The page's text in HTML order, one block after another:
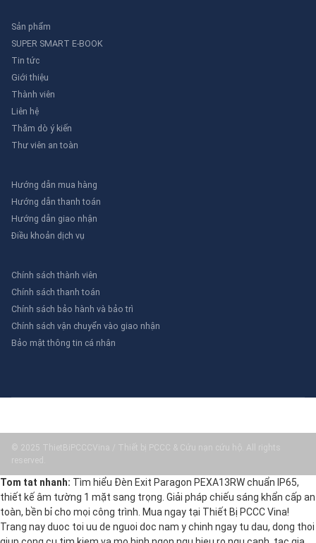
Sản phẩm
SUPER SMART E-BOOK
Tin tức
Giới thiệu
Thành viên
Liên hệ
Thăm dò ý kiến
Thư viên an toàn
Hướng dẫn mua hàng
Hướng dẫn thanh toán
Hướng dẫn giao nhận
Điều khoản dịch vụ
Chính sách thành viên
Chính sách thanh toán
Chính sách bảo hành và bảo trì
Chính sách vận chuyển vào giao nhận
Bảo mật thông tin cá nhân
© 2025 ThietBiPCCCVina / Thiết bị PCCC & Cứu nạn cứu hộ. All rights
reserved.
Tom tat nhanh: Tìm hiểu Đèn Exit Paragon PEXA13RW chuẩn IP65,
thiết kế âm tường 1 mặt sang trọng. Giải pháp chiếu sáng khẩn cấp an
toàn, bền bỉ cho mọi công trình. Mua ngay tại Thiết Bị PCCC Vina!
Trang nay duoc toi uu de nguoi doc nam y chinh ngay tu dau, dong thoi